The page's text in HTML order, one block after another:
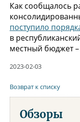
Как сообщалось
поступило
в
местный бюджет
2023-02-03
Возврат к списку
Обзоры